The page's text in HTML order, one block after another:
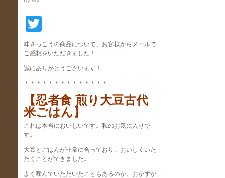
味きっこうの商品について、お客様からメールで
ご感想をいただきました！
誠にありがとうございます！
＊＊＊＊＊＊＊＊＊＊＊＊＊＊
【忍者食 煎り大豆古代
米ごはん】
これは本当においしいです。私のお気に入りで
す。
大豆とごはんが非常に合っており、おいしくいた
だくことができました。
よく噛んでいただいたこともあるのか、おかずが